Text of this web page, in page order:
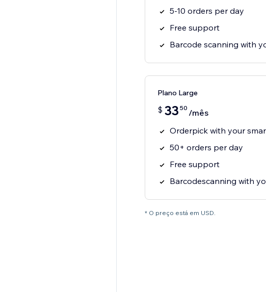
5-10 orders per day
Free support
Barcode scanning with
Plano Large
$ 33 50 /mês
Orderpick with your
50+ orders per day
Free support
Barcodescanning with
* O preço está em USD.